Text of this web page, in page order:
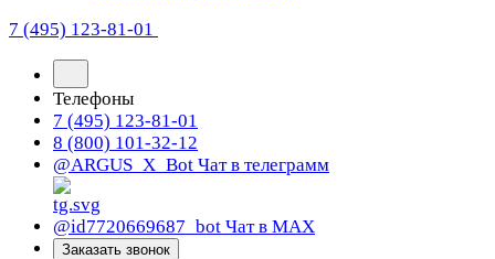
7 (495) 123-81-01
Телефоны
7 (495) 123-81-01
8 (800) 101-32-12
@ARGUS_X_Bot Чат в телеграмм
@id7720669687_bot Чат в МАХ
Заказать звонок